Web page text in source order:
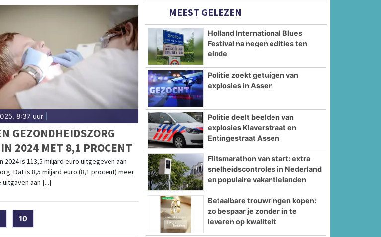
8:37 uur|
GEZONDHEIDSZORG
2024 MET 8,1 PROCENT
2024 is 113,5 miljard euro uitgegeven aan
Dat is 8,5 miljard euro (8,1 procent) meer
uitgaven aan [...]
10
MEEST GELEZEN
Holland International Blues
Festival na negen edities ten
einde
Politie zoekt getuigen van
explosies in Assen
Politie deelt beelden van
explosies Klaverstraat en
Entingestraat Assen
Flitsmarathon van start: extra
snelheidscontroles in Nederland
en populaire vakantielanden
Betaalbare trouwringen kopen:
zo bespaar je zonder in te
leveren op kwaliteit